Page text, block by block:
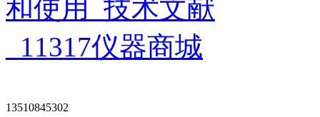
13510845302